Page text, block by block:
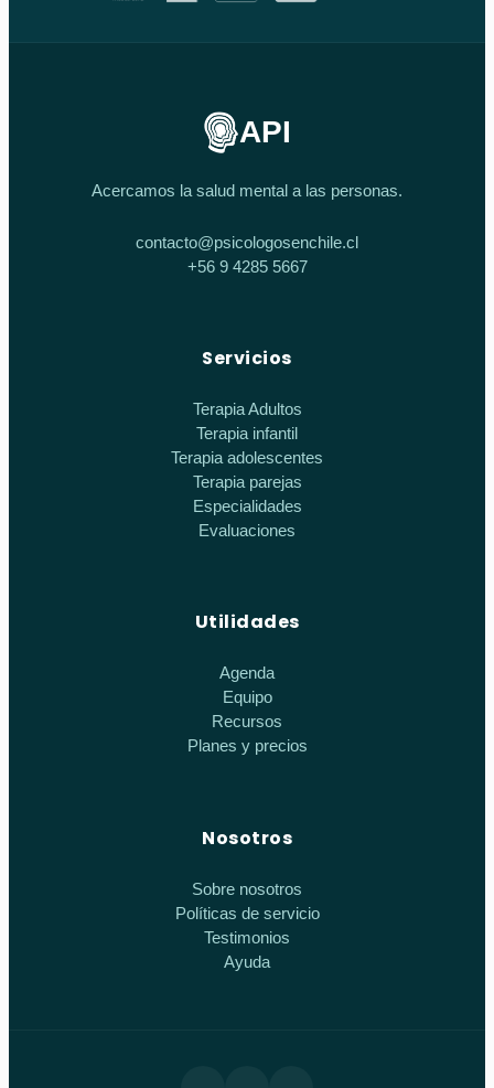
API
Acercamos la salud mental a las personas.
contacto@psicologosenchile.cl
+56 9 4285 5667
Servicios
Terapia Adultos
Terapia infantil
Terapia adolescentes
Terapia parejas
Especialidades
Evaluaciones
Utilidades
Agenda
Equipo
Recursos
Planes y precios
Nosotros
Sobre nosotros
Políticas de servicio
Testimonios
Ayuda